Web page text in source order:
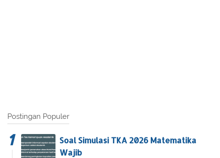
Postingan Populer
Soal Simulasi TKA 2026 Matematika
Wajib